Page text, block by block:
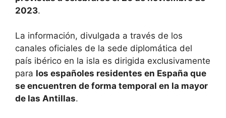
2023.
La información, divulgada a través de los
canales oficiales de la sede diplomática del
país ibérico en la isla es dirigida exclusivamente
para los españoles residentes en España que
se encuentren de forma temporal en la mayor
de las Antillas.